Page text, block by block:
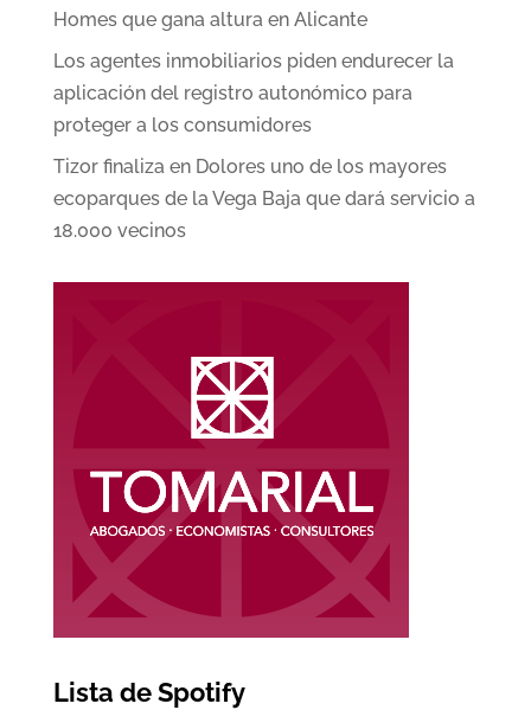
Homes que gana altura en Alicante
Los agentes inmobiliarios piden endurecer la
aplicación del registro autonómico para
proteger a los consumidores
Tizor finaliza en Dolores uno de los mayores
ecoparques de la Vega Baja que dará servicio a
18.000 vecinos
Lista de Spotify